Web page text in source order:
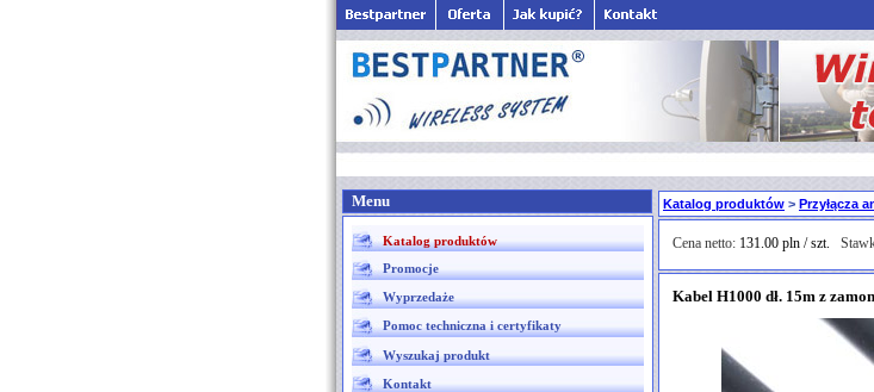
Menu
Katalog produktów
Promocje
Wyprzedaże
Pomoc techniczna i certyfikaty
Wyszukaj produkt
Kontakt
Katalog produktów > Przyłącza
Cena netto: 131.00 pln / szt.
Kabel H1000 dł. 15m z